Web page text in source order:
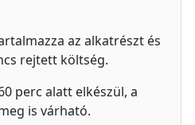
az alkatrészt és
rejtett költség.
perc alatt elkészül, a
is várható.